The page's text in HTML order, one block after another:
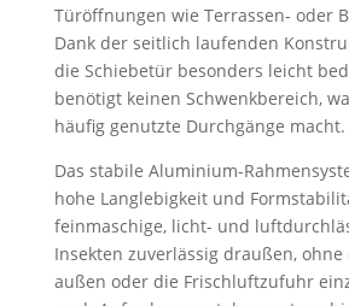
Türöffnungen wie Terrassen- oder
Dank der seitlich laufenden
die Schiebetür besonders leicht
benötigt keinen Schwenkbereich,
häufig genutzte Durchgänge macht.
Das stabile Aluminium-
hohe Langlebigkeit und
feinmaschige, licht- und
Insekten zuverlässig draußen, ohne
außen oder die Frischluftzufuhr